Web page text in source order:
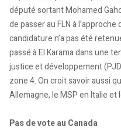
député sortant Mohamed
de passer au FLN à
candidature n’a pas été
passé à El Karama dans une
justice et développement
zone 4. On croit savoir aussi
Allemagne, le MSP en Italie et
Pas de vote au Canada